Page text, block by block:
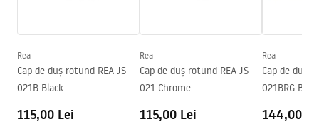
Rea
Cap de duș rotund REA JS-
021B Black
115,00 Lei
Rea
Cap de duș rotund REA JS-
021 Chrome
115,00 Lei
Rea
Cap de duș
021BRG
144,00